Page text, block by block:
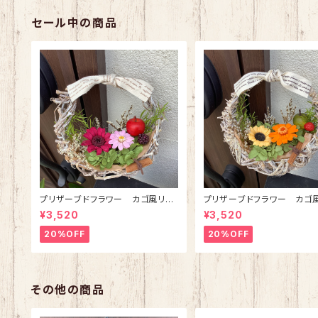
セール中の商品
プリザーブドフラワー カゴ風リー
スブーケ(ピンク)
¥3,520
20%OFF
プリザーブドフラワー カゴ
スブーケ(オレンジ)
¥3,520
20%OFF
その他の商品